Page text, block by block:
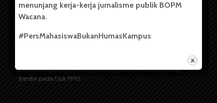
Badan Otonom Pers Mahasiswa (BOPM) Wacana merupakan
secara mandiri oleh mahasiswa Universitas Sumatera Utara
Utara dengan nama Pers Mahasiswa SUARA USU yang
berdiri pada 1 Juli 1995.
menunjang kerja-kerja jurnalisme publik BOPM
Wacana.
#PersMahasiswaBukanHumasKampus